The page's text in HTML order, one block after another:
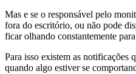
Mas e se o responsável pelo
fora do escritório, ou não pode
ficar olhando constantemente
Para isso existem as notificações
quando algo estiver se